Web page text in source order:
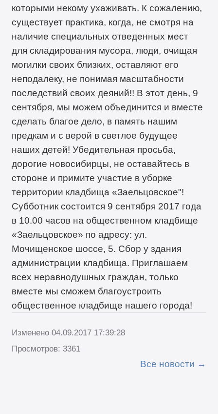
которыми некому ухаживать. К сожалению,
существует практика, когда, не смотря на
наличие специальных отведенных мест
для складирования мусора, люди, очищая
могилки своих близких, оставляют его
неподалеку, не понимая масштабности
последствий своих деяний!! В этот день, 9
сентября, мы можем объединится и вместе
сделать благое дело, в память нашим
предкам и с верой в светлое будущее
наших детей! Убедительная просьба,
дорогие новосибирцы, не оставайтесь в
стороне и примите участие в уборке
территории кладбища «Заельцовское"!
Субботник состоится 9 сентября 2017 года
в 10.00 часов на общественном кладбище
«Заельцовское» по адресу: ул.
Мочищенское шоссе, 5. Сбор у здания
администрации кладбища. Приглашаем
всех неравнодушных граждан, только
вместе мы сможем благоустроить
общественное кладбище нашего города!
Изменено 04.09.2017 17:39:28
Просмотров: 3361
Все новости